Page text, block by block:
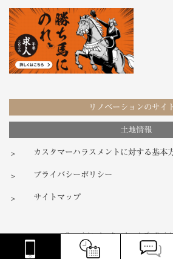
リノベーションのサイ
土地情報
カスタマーハラスメントに対する基本
プライバシーポリシー
サイトマップ
Copyright ノーク・ホームズ all